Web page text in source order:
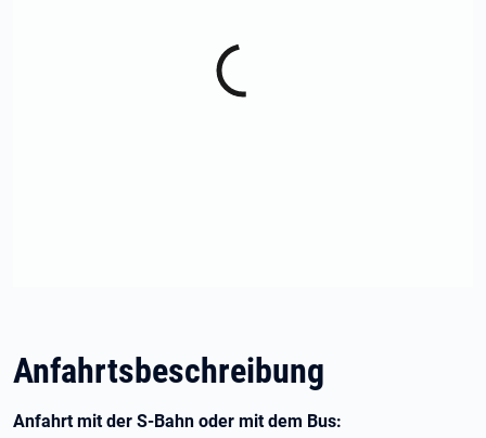
Anfahrtsbeschreibung
Anfahrt mit der S-Bahn oder mit dem Bus: